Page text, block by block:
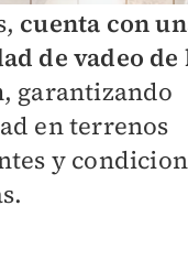
cuenta con
de vadeo de
, garantizando
en terrenos
y